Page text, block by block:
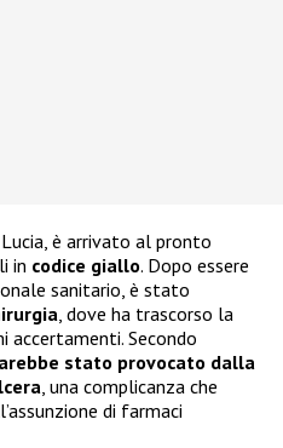
Lucia, è arrivato al pronto
in codice giallo. Dopo essere
sanitario, è stato
, dove ha trascorso la
Secondo
stato provocato dalla
, una complicanza che
di farmaci